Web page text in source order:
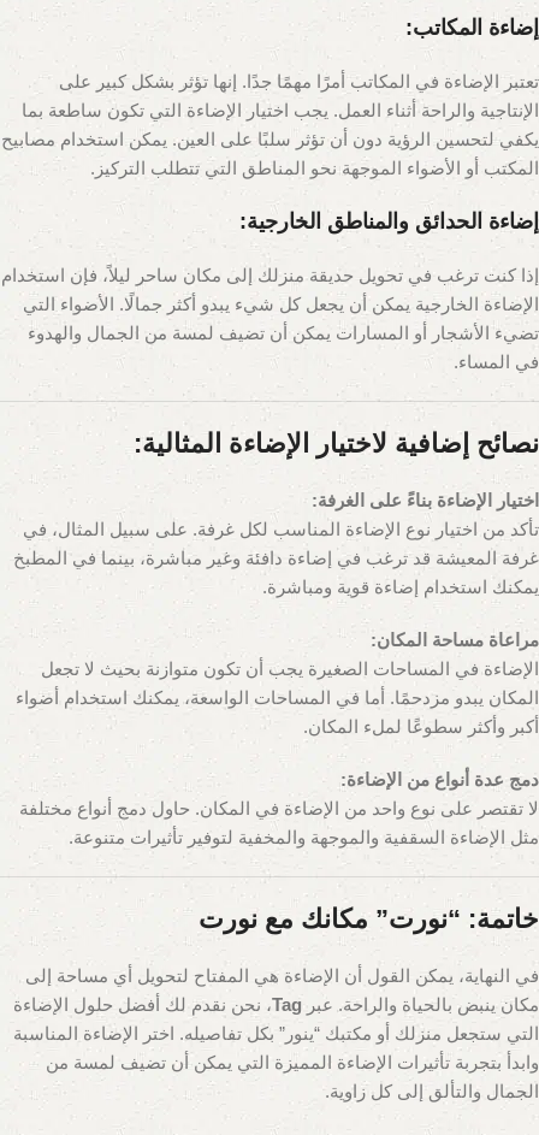
إضاءة المكاتب:
تعتبر الإضاءة في المكاتب أمرًا مهمًا جدًا. إنها تؤثر بشكل كبير على
الإنتاجية والراحة أثناء العمل. يجب اختيار الإضاءة التي تكون ساطعة بما
يكفي لتحسين الرؤية دون أن تؤثر سلبًا على العين. يمكن استخدام مصابيح
المكتب أو الأضواء الموجهة نحو المناطق التي تتطلب التركيز.
إضاءة الحدائق والمناطق الخارجية:
إذا كنت ترغب في تحويل حديقة منزلك إلى مكان ساحر ليلاً، فإن استخدام
الإضاءة الخارجية يمكن أن يجعل كل شيء يبدو أكثر جمالًا. الأضواء التي
تضيء الأشجار أو المسارات يمكن أن تضيف لمسة من الجمال والهدوء
في المساء.
نصائح إضافية لاختيار الإضاءة المثالية:
اختيار الإضاءة بناءً على الغرفة:
تأكد من اختيار نوع الإضاءة المناسب لكل غرفة. على سبيل المثال، في
غرفة المعيشة قد ترغب في إضاءة دافئة وغير مباشرة، بينما في المطبخ
يمكنك استخدام إضاءة قوية ومباشرة.
مراعاة مساحة المكان:
الإضاءة في المساحات الصغيرة يجب أن تكون متوازنة بحيث لا تجعل
المكان يبدو مزدحمًا. أما في المساحات الواسعة، يمكنك استخدام أضواء
أكبر وأكثر سطوعًا لملء المكان.
دمج عدة أنواع من الإضاءة:
لا تقتصر على نوع واحد من الإضاءة في المكان. حاول دمج أنواع مختلفة
مثل الإضاءة السقفية والموجهة والمخفية لتوفير تأثيرات متنوعة.
خاتمة: “نورت” مكانك مع نورت
في النهاية، يمكن القول أن الإضاءة هي المفتاح لتحويل أي مساحة إلى
مكان ينبض بالحياة والراحة. عبر Tag، نحن نقدم لك أفضل حلول الإضاءة
التي ستجعل منزلك أو مكتبك “ينور” بكل تفاصيله. اختر الإضاءة المناسبة
وابدأ بتجربة تأثيرات الإضاءة المميزة التي يمكن أن تضيف لمسة من
الجمال والتألق إلى كل زاوية.